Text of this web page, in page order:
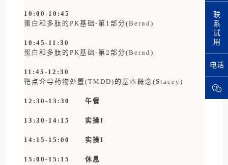
联
系
试
用
电话
10:00-10:45
蛋白和多肽的PK基础-第1部分(Bernd)
10:45-11:30
蛋白和多肽的PK基础-第2部分(Bernd)
11:45-12:30
靶点介导药物处置(TMDD)的基本概念(Stacey)
12:30-13:30 午餐
13:30-14:15 实操I
14:15-15:00 实操I
15:00-15:15 休息